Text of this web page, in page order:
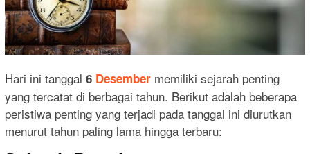
Hari ini tanggal 6 Desember memiliki sejarah penting
yang tercatat di berbagai tahun. Berikut adalah beberapa
peristiwa penting yang terjadi pada tanggal ini diurutkan
menurut tahun paling lama hingga terbaru: